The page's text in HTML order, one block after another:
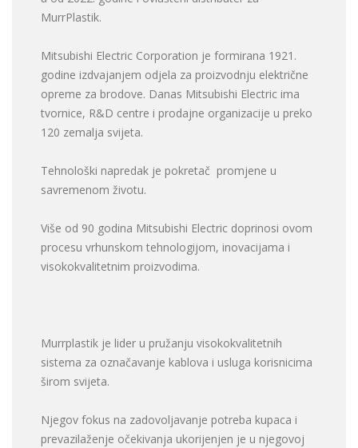
MurrPlastik.
Mitsubishi Electric Corporation je formirana 1921.
godine izdvajanjem odjela za proizvodnju električne
opreme za brodove. Danas Mitsubishi Electric ima
tvornice, R&D centre i prodajne organizacije u preko
120 zemalja svijeta.
Tehnološki napredak je pokretač promjene u
savremenom životu.
Više od 90 godina Mitsubishi Electric doprinosi ovom
procesu vrhunskom tehnologijom, inovacijama i
visokokvalitetnim proizvodima.
Murrplastik je lider u pružanju visokokvalitetnih
sistema za označavanje kablova i usluga korisnicima
širom svijeta.
Njegov fokus na zadovoljavanje potreba kupaca i
prevazilaženje očekivanja ukorijenjen je u njegovoj